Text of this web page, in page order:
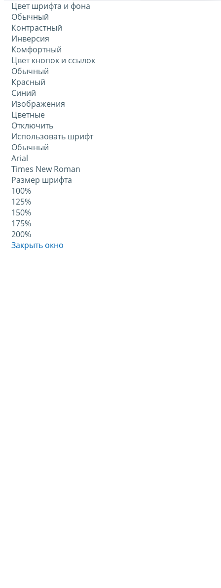
Цвет шрифта и фона
Обычный
Контрастный
Инверсия
Комфортный
Цвет кнопок и ссылок
Обычный
Красный
Синий
Изображения
Цветные
Отключить
Использовать шрифт
Обычный
Arial
Times New Roman
Размер шрифта
100%
125%
150%
175%
200%
Закрыть окно